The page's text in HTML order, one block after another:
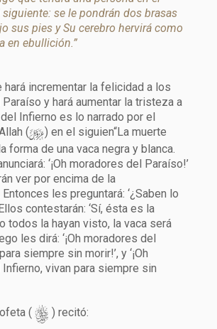
se le pondrán dos brasas
sus pies y Su cerebro hervirá como
en ebullición.”
hará incrementar la felicidad a los
y hará aumentar la tristeza a
Infierno es lo narrado por el
(y) en el siguien“La muerte
forma de una vaca negra y blanca.
‘¡Oh moradores del Paraíso!’
ver por encima de la
les preguntará: ‘¿Saben lo
contestarán: ‘Sí, ésta es la
todos la hayan visto, la vaca será
les dirá: ‘¡Oh moradores del
siempre sin morir!’, y ‘¡Oh
vivan para siempre sin
( s ) recitó: